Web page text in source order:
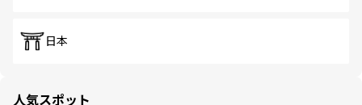
日本
人気スポット